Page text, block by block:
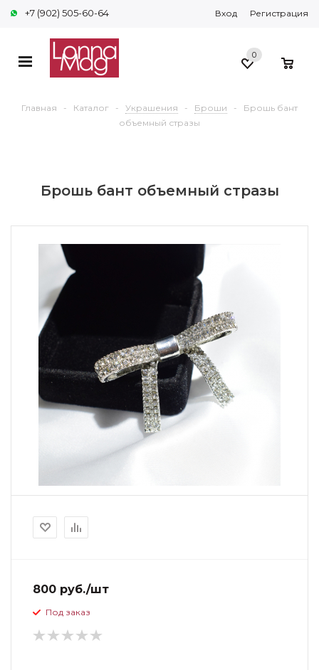
+7 (902) 505-60-64 Вход Регистрация
0
Главная - Каталог - Украшения - Броши -
Брошь бант
объемный стразы
Брошь бант объемный стразы
800 руб./шт
Под заказ